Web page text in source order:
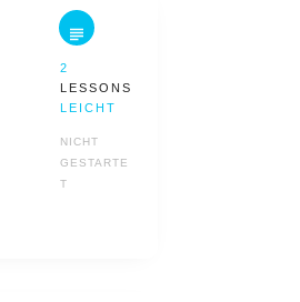
2
LESSONS
LEICHT
NICHT
GESTARTE
T